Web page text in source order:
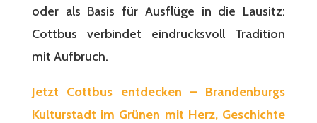
oder als Basis für Ausflüge in die Lausitz:
Cottbus verbindet eindrucksvoll Tradition
mit Aufbruch.
Jetzt Cottbus entdecken – Brandenburgs
Kulturstadt im Grünen mit Herz, Geschichte